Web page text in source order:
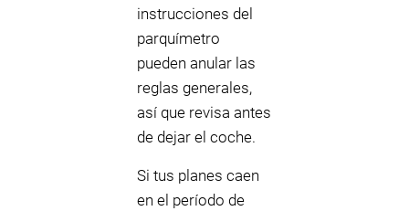
instrucciones del
parquímetro
pueden anular las
reglas generales,
así que revisa antes
de dejar el coche.
Si tus planes caen
en el período de